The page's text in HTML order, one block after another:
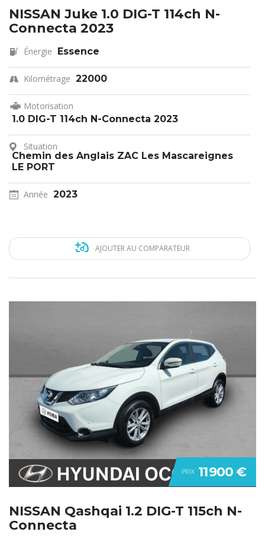
NISSAN Juke 1.0 DIG-T 114ch N-
Connecta 2023
Énergie Essence
Kilométrage 22000
Motorisation
1.0 DIG-T 114ch N-Connecta 2023
Situation
Chemin des Anglais ZAC Les Mascareignes
LE PORT
Année 2023
AJOUTER AU COMPARATEUR
PRIX 11 900 €
NISSAN Qashqai 1.2 DIG-T 115ch N-
Connecta